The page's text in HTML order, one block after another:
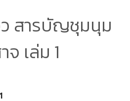
สารบัญชุมนุม
จ เล่ม 1